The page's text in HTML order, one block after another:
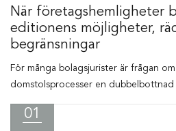
När företagshemligheter
editionens möjligheter,
begränsningar
För många bolagsjurister är frågan
domstolsprocesser en dubbelbottnad
01